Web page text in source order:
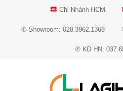
Chi Nhánh HCM
✆ Showroom: 028.3962.1368
✆ KD HN: